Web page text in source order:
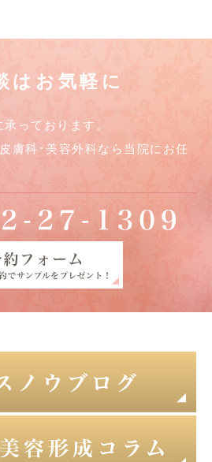
はお気軽に
っております。
膚科･美容外科なら当院にお任